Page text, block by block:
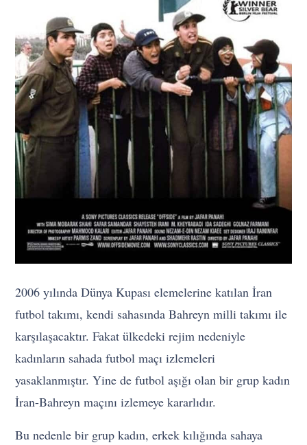
2006 yılında Dünya Kupası elemelerine katılan İran
futbol takımı, kendi sahasında Bahreyn milli takımı ile
karşılaşacaktır. Fakat ülkedeki rejim nedeniyle
kadınların sahada futbol maçı izlemeleri
yasaklanmıştır. Yine de futbol aşığı olan bir grup kadın
İran-Bahreyn maçını izlemeye kararlıdır.
Bu nedenle bir grup kadın, erkek kılığında sahaya